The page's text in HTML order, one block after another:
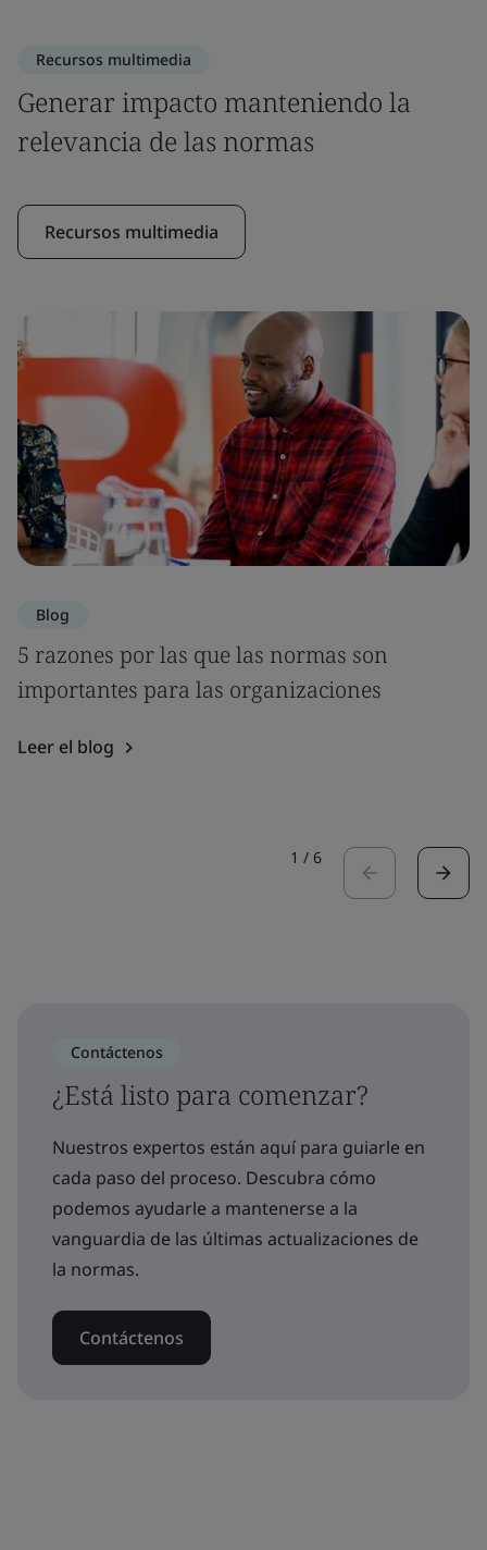
Recursos multimedia
Generar impacto manteniendo la
relevancia de las normas
Recursos multimedia
Blog
5 razones por las que las normas son
importantes para las organizaciones
Leer el blog
1 / 6
Contáctenos
¿Está listo para comenzar?
Nuestros expertos están aquí para guiarle en
cada paso del proceso. Descubra cómo
podemos ayudarle a mantenerse a la
vanguardia de las últimas actualizaciones de
la normas.
Contáctenos